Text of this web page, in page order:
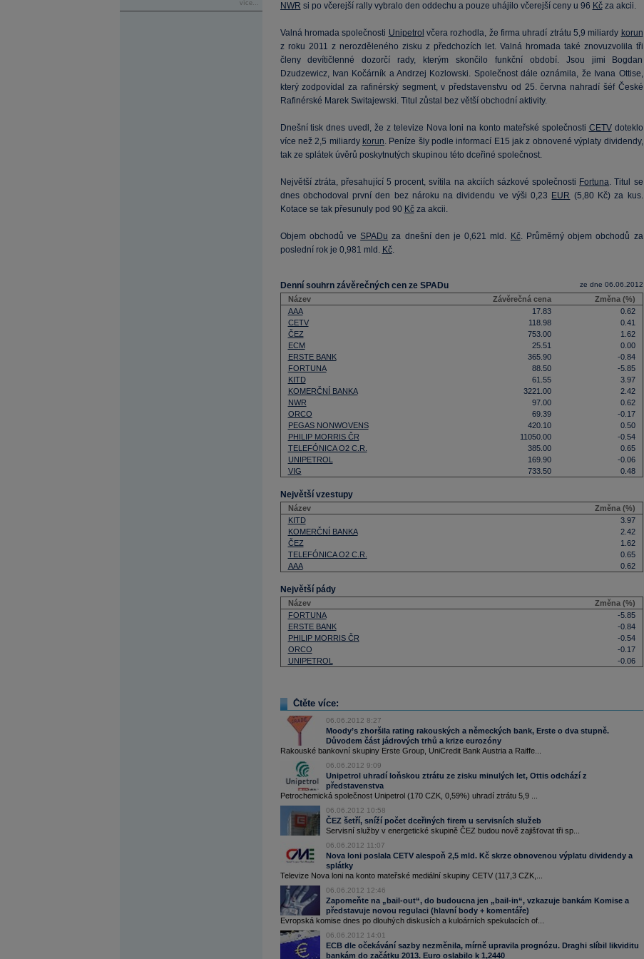
více...
NWR si po včerejší rally vybralo den oddechu a pouze uhájilo včerejší ceny u 96 Kčza akcii.
Valná hromada společnosti Unipetrol včera rozhodla, že firma uhradí ztrátu 5,9 miliardy korun
z roku 2011 z nerozděleného zisku z předchozích let. Valná hromada také znovuzvolila tři
členy devítičlenné dozorčí rady, kterým skončilo funkční období. Jsou jimi Bogdan
Dzudzewicz, Ivan Kočárník a Andrzej Kozlowski. Společnost dále oznámila, že Ivana Ottise,
který zodpovídal za rafinérský segment, v představenstvu od 25. června nahradí šéf České
Rafinérské Marek Switajewski. Titul zůstal bez větší obchodní aktivity.
Dnešní tisk dnes uvedl, že z televize Nova loni na konto mateřské společnosti CETVdoteklo
více než 2,5 miliardy korun. Peníze šly podle informací E15 jak z obnovené výplaty dividendy,
tak ze splátek úvěrů poskytnutých skupinou této dceřiné společnost.
Největší ztráta, přesahující 5 procent, svítila na akciích sázkové společnosti Fortuna. Titul se
dnes obchodoval první den bez nároku na dividendu ve výši 0,23 EUR (5,80 Kč) za kus.
Kotace se tak přesunuly pod 90 Kčza akcii.
Objem obchodů veSPADu za dnešní den je 0,621 mld. Kč. Průměrný objem obchodů za
poslední rok je 0,981 mld. Kč.
Denní souhrn závěrečných cen ze SPADu ze dne 06.06.2012
Název Závěrečná cena
Změna (%)
AAA
17.83
0.62
CETV
118.98
0.41
ČEZ
753.00
1.62
ECM
25.51
0.00
ERSTE BANK
365.90
-0.84
FORTUNA
88.50
-5.85
KITD
61.55
3.97
KOMERČNÍ BANKA
3221.00
2.42
NWR
97.00
0.62
ORCO
69.39
-0.17
PEGAS NONWOVENS
420.10
0.50
PHILIP MORRIS ČR
11050.00
-0.54
TELEFÓNICA O2 C.R.
385.00
0.65
UNIPETROL
169.90
-0.06
VIG
733.50 0.48
Největší vzestupy
Název
Změna (%)
KITD
3.97
KOMERČNÍ BANKA
2.42
ČEZ
1.62
TELEFÓNICA O2 C.R.
0.65
AAA
0.62
Největší pády
Název
Změna (%)
FORTUNA
-5.85
ERSTE BANK
-0.84
PHILIP MORRIS ČR
-0.54
ORCO
-0.17
UNIPETROL
-0.06
Čtěte více:
06.06.2012 8:27
Moody’s zhoršila rating rakouských a německých bank, Erste o dva stupně.
Důvodem část jádrových trhů a krize eurozóny
Rakouské bankovní skupiny Erste Group, UniCredit Bank Austria a Raiffe...
06.06.2012 9:09
Unipetrol uhradí loňskou ztrátu ze zisku minulých let, Ottis odchází z
představenstva
Petrochemická společnost Unipetrol (170 CZK, 0,59%) uhradí ztrátu 5,9 ...
06.06.2012 10:58
ČEZ šetří, sníží počet dceřiných firem u servisních služeb
Servisní služby v energetické skupině ČEZ budou nově zajišťovat tři sp...
06.06.2012 11:07
Nova loni poslala CETV alespoň 2,5 mld. Kč skrze obnovenou výplatu dividendy a
splátky
Televize Nova loni na konto mateřské mediální skupiny CETV (117,3 CZK,...
06.06.2012 12:46
Zapomeňte na „bail-out“, do budoucna jen „bail-in“, vzkazuje bankám Komise a
představuje novou regulaci (hlavní body + komentáře)
Evropská komise dnes po dlouhých diskusích a kuloárních spekulacích of...
06.06.2012 14:01
ECB dle očekávání sazby nezměnila, mírně upravila prognózu. Draghi slíbil likviditu
bankám do začátku 2013. Euro oslabilo k 1,2440